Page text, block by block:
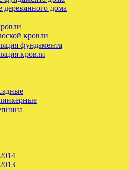
деревянного дома
кровли
фундамента
кровли